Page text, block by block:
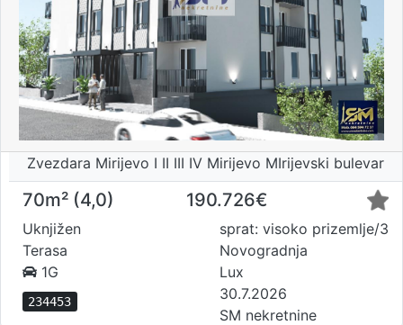
Zvezdara Mirijevo I II III IV Mirijevo MIrijevski bulevar
70m² (4,0) 190.726€
Uknjižen
Terasa
1G
234453
sprat: visoko prizemlje/3
Novogradnja
Lux
30.7.2026
SM nekretnine